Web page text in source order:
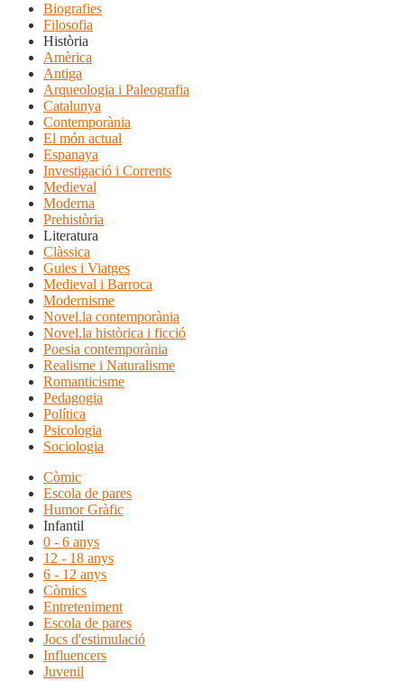
Biografies
Filosofia
Història
Amèrica
Antiga
Arqueologia i Paleografia
Catalunya
Contemporània
El món actual
Espanaya
Investigació i Corrents
Medieval
Moderna
Prehistòria
Literatura
Clàssica
Guies i Viatges
Medieval i Barroca
Modernisme
Novel.la contemporània
Novel.la històrica i ficció
Poesia contemporània
Realisme i Naturalisme
Romanticisme
Pedagogia
Política
Psicologia
Sociologia
Còmic
Escola de pares
Humor Gràfic
Infantil
0 - 6 anys
12 - 18 anys
6 - 12 anys
Còmics
Entreteniment
Escola de pares
Jocs d'estimulació
Influencers
Juvenil